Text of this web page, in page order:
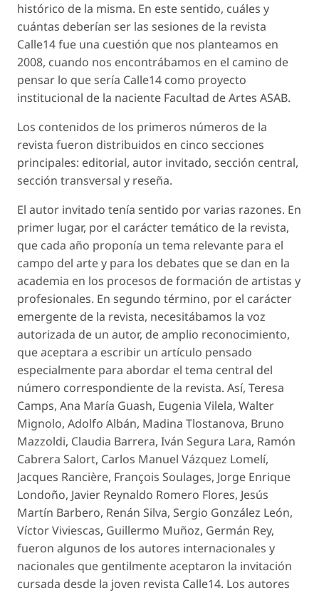
histórico de la misma. En este sentido, cuáles y
cuántas deberían ser las sesiones de la revista
Calle14 fue una cuestión que nos planteamos en
2008, cuando nos encontrábamos en el camino de
pensar lo que sería Calle14 como proyecto
institucional de la naciente Facultad de Artes ASAB.
Los contenidos de los primeros números de la
revista fueron distribuidos en cinco secciones
principales: editorial, autor invitado, sección central,
sección transversal y reseña.
El autor invitado tenía sentido por varias razones. En
primer lugar, por el carácter temático de la revista,
que cada año proponía un tema relevante para el
campo del arte y para los debates que se dan en la
academia en los procesos de formación de artistas y
profesionales. En segundo término, por el carácter
emergente de la revista, necesitábamos la voz
autorizada de un autor, de amplio reconocimiento,
que aceptara a escribir un artículo pensado
especialmente para abordar el tema central del
número correspondiente de la revista. Así, Teresa
Camps, Ana María Guash, Eugenia Vilela, Walter
Mignolo, Adolfo Albán, Madina Tlostanova, Bruno
Mazzoldi, Claudia Barrera, Iván Segura Lara, Ramón
Cabrera Salort, Carlos Manuel Vázquez Lomelí,
Jacques Rancière, François Soulages, Jorge Enrique
Londoño, Javier Reynaldo Romero Flores, Jesús
Martín Barbero, Renán Silva, Sergio González León,
Víctor Viviescas, Guillermo Muñoz, Germán Rey,
fueron algunos de los autores internacionales y
nacionales que gentilmente aceptaron la invitación
cursada desde la joven revista Calle14. Los autores